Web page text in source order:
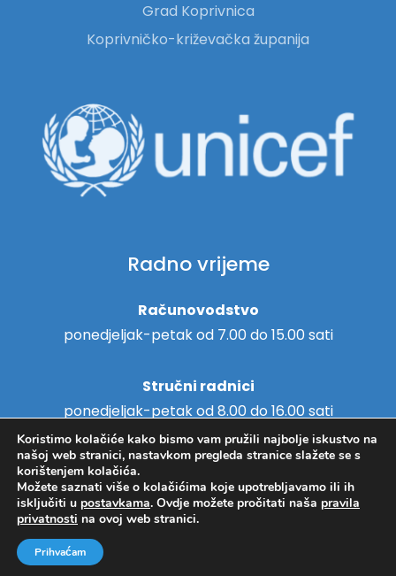
Grad Koprivnica
Koprivničko-križevačka županija
Radno vrijeme
Računovodstvo
ponedjeljak-petak od 7.00 do 15.00 sati
Stručni radnici
ponedjeljak-petak od 8.00 do 16.00 sati
Copyright © 2018. - Centar za
pružanje usluga u zajednici
Svitanje Koprivnica -
privatnosti
Izrada web stranica
/
Hosting
Koristimo kolačiće kako bismo vam pružili najbolje iskustvo na
našoj web stranici, nastavkom pregleda stranice slažete se s
korištenjem kolačića.
Možete saznati više o kolačićima koje upotrebljavamo ili ih
isključiti u postavkama. Ovdje možete pročitati naša pravila
privatnosti na ovoj web stranici.
Prihvaćam